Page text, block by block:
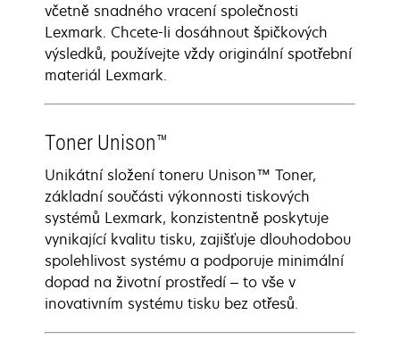
včetně snadného vracení společnosti
Lexmark. Chcete-li dosáhnout špičkových
výsledků, používejte vždy originální spotřební
materiál Lexmark.
Toner Unison™
Unikátní složení toneru Unison™ Toner,
základní součásti výkonnosti tiskových
systémů Lexmark, konzistentně poskytuje
vynikající kvalitu tisku, zajišťuje dlouhodobou
spolehlivost systému a podporuje minimální
dopad na životní prostředí – to vše v
inovativním systému tisku bez otřesů.